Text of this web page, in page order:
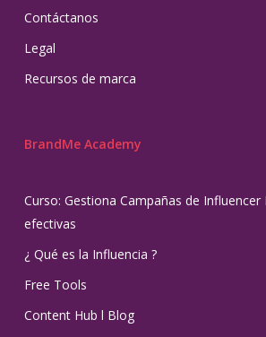
Contáctanos
Legal
Recursos de marca
BrandMe Academy
Curso: Gestiona Campañas de Influencer
efectivas
¿ Qué es la Influencia ?
Free Tools
Content Hub l Blog